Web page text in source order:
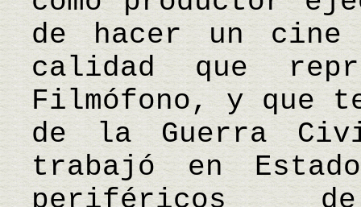
de hacer un cine
calidad que
Filmófono, y que
de la Guerra
trabajó en
periféricos